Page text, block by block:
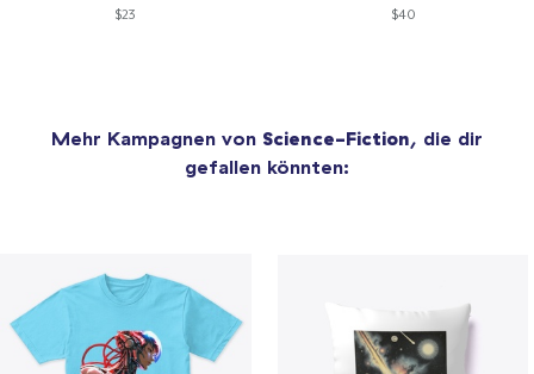
$23 $40
Mehr Kampagnen von Science-Fiction, die dir
gefallen könnten: